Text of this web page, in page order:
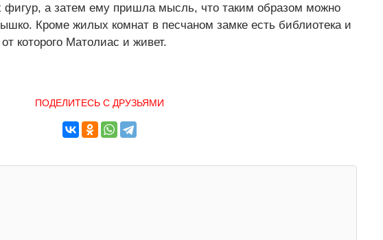
фигур, а затем ему пришла мысль, что таким образом можно
Кроме жилых комнат в песчаном замке есть библиотека и
которого Матолиас и живет.
ПОДЕЛИТЕСЬ С ДРУЗЬЯМИ